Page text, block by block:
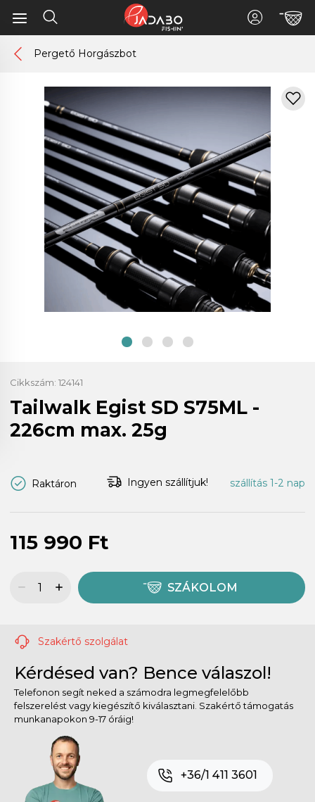
Pergető Horgászbot
Cikkszám: 124141
Tailwalk Egist SD S75ML -
226cm max. 25g
Raktáron szállítás 1-2 nap
Ingyen szállítjuk!
115 990 Ft
SZÁKOLOM
Szakértő szolgálat
Kérdésed van? Bence válaszol!
Telefonon segít neked a számodra legmegfelelőbb
felszerelést vagy kiegészítő kiválasztani. Szakértő támogatás
munkanapokon 9-17 óráig!
+36/1 411 3601